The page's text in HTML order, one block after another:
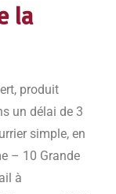
la
produit
un délai de 3
simple, en
– 10 Grande
à